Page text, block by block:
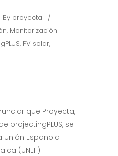
By proyecta
, Monitorización
, PV solar,
que Proyecta,
projectingPLUS, se
Española
(UNEF).